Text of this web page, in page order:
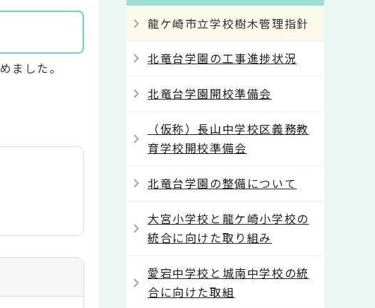
ました。
龍ケ崎市立学校樹木管理指針
北竜台学園の工事進捗状況
北竜台学園開校準備会
（仮称）長山中学校区義務教
育学校開校準備会
北竜台学園の整備について
大宮小学校と龍ケ崎小学校の
統合に向けた取り組み
愛宕中学校と城南中学校の統
合に向けた取組